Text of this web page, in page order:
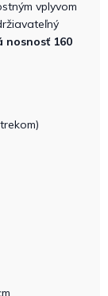
vplyvom
nosnosť 160